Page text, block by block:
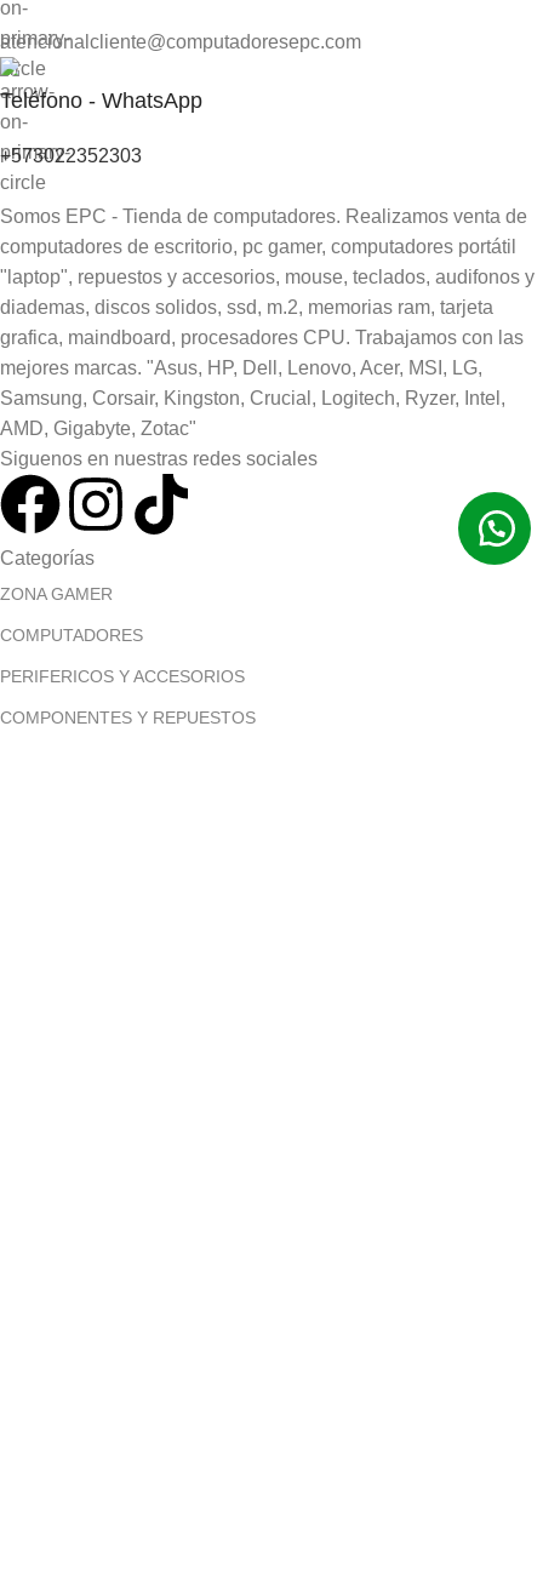
atencionalcliente@computadoresepc.com
Teléfono - WhatsApp
+573022352303
Somos EPC - Tienda de computadores. Realizamos venta de
computadores de escritorio, pc gamer, computadores portátil
"laptop", repuestos y accesorios, mouse, teclados, audifonos y
diademas, discos solidos, ssd, m.2, memorias ram, tarjeta
grafica, maindboard, procesadores CPU. Trabajamos con las
mejores marcas. "Asus, HP, Dell, Lenovo, Acer, MSI, LG,
Samsung, Corsair, Kingston, Crucial, Logitech, Ryzer, Intel,
AMD, Gigabyte, Zotac"
Siguenos en nuestras redes sociales
Categorías
ZONA GAMER
COMPUTADORES
PERIFERICOS Y ACCESORIOS
COMPONENTES Y REPUESTOS